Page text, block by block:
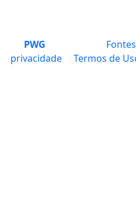
PWG
privacidade
Termos de